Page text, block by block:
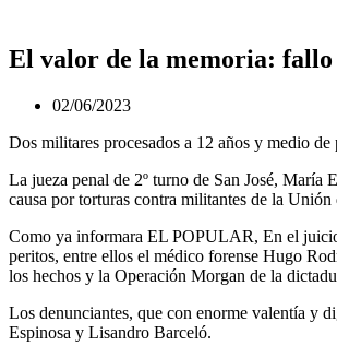
El valor de la memoria: fallo
02/06/2023
Dos militares procesados a 12 años y medio
La jueza penal de 2º turno de San José,
causa por torturas contra militantes de la
Como ya informara EL POPULAR, En el juicio
peritos, entre ellos el médico forense Hugo
los hechos y la Operación Morgan de la
Los denunciantes, que con enorme valentía y
Espinosa y Lisandro Barceló.